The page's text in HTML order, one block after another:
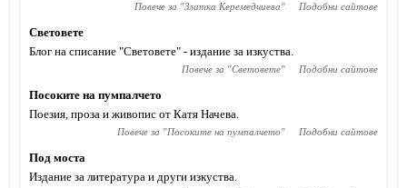
Повече за "Златка Керемедчиева" Подобни сайтове
Световете
Блог на списание "Световете" - издание за изкуства.
Повече за "Световете" Подобни сайтове
Посоките на пумпалчето
Поезия, проза и живопис от Катя Начева.
Повече за "Посоките на пумпалчето" Подобни сайтове
Под моста
Издание за литература и други изкуства.